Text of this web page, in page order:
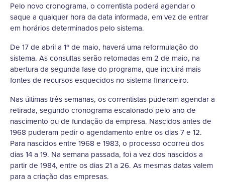
Pelo novo cronograma, o correntista poderá agendar o
saque a qualquer hora da data informada, em vez de entrar
em horários determinados pelo sistema.
De 17 de abril a 1º de maio, haverá uma reformulação do
sistema. As consultas serão retomadas em 2 de maio, na
abertura da segunda fase do programa, que incluirá mais
fontes de recursos esquecidos no sistema financeiro.
Nas últimas três semanas, os correntistas puderam agendar a
retirada, segundo cronograma escalonado pelo ano de
nascimento ou de fundação da empresa. Nascidos antes de
1968 puderam pedir o agendamento entre os dias 7 e 12.
Para nascidos entre 1968 e 1983, o processo ocorreu dos
dias 14 a 19. Na semana passada, foi a vez dos nascidos a
partir de 1984, entre os dias 21 a 26. As mesmas datas valem
para a criação das empresas.